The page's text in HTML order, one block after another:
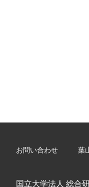
お問い合わせ 葉
国立大学法人 総合